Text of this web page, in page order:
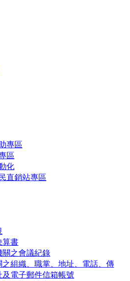
專區
區
化
直銷站專區
算書
關之會議紀錄
之組織、職掌、地址、電話、傳
及電子郵件信箱帳號